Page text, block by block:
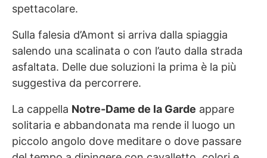
spettacolare.
Sulla falesia d’Amont si arriva dalla spiaggia
salendo una scalinata o con l’auto dalla strada
asfaltata. Delle due soluzioni la prima è la più
suggestiva da percorrere.
La cappella Notre-Dame de la Garde appare
solitaria e abbandonata ma rende il luogo un
piccolo angolo dove meditare o dove passare